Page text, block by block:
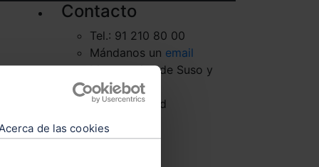
de las cookies
Contacto
Tel.: 91 210 80 00
Mándanos un email
Monasterios de Suso y
Yuso, 34
28049 Madrid